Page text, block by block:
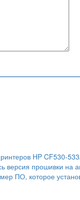
HP CF530-
версия прошивки на
ПО, которое